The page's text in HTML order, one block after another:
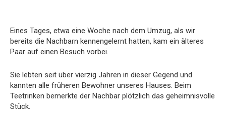
Eines Tages, etwa eine Woche nach dem Umzug, als wir
bereits die Nachbarn kennengelernt hatten, kam ein älteres
Paar auf einen Besuch vorbei.
Sie lebten seit über vierzig Jahren in dieser Gegend und
kannten alle früheren Bewohner unseres Hauses. Beim
Teetrinken bemerkte der Nachbar plötzlich das geheimnisvolle
Stück.